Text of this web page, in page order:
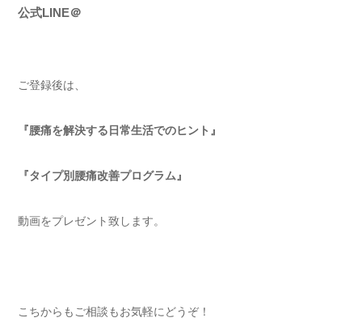
公式LINE＠
ご登録後は、
『腰痛を解決する日常生活でのヒント』
『タイプ別腰痛改善プログラム』
動画をプレゼント致します。
こちからもご相談もお気軽にどうぞ！